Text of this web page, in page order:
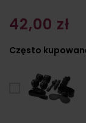
42,00 zł
Często